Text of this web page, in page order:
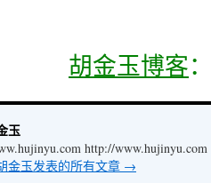
胡金玉博客
玉
http://www.hujinyu.com
金玉发表的所有文章 →